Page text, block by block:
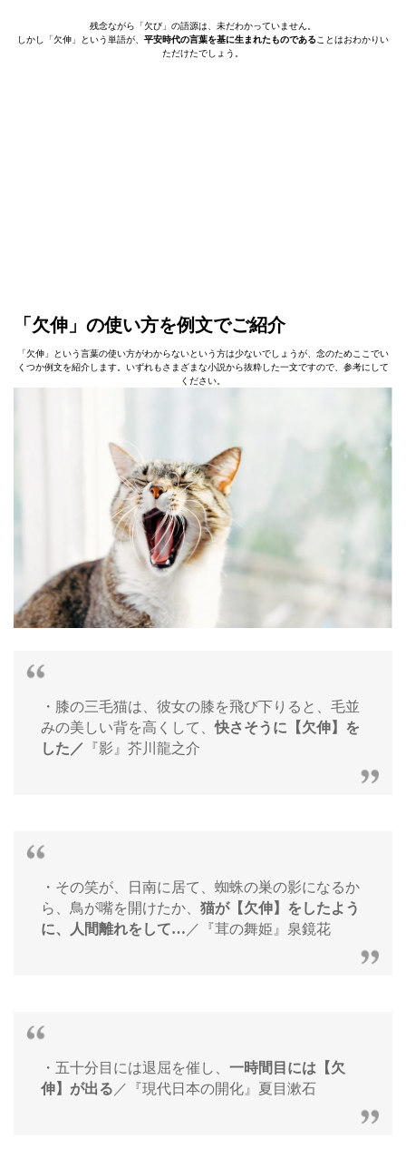
残念ながら「欠び」の語源は、未だわかっていません。
しかし「欠伸」という単語が、 平安時代の言葉を基に生まれたものである ことはおわかりい
ただけたでしょう。
「欠伸」の使い方を例文でご紹介
「欠伸」という言葉の使い方がわからないという方は少ないでしょうが、念のためここでい
くつか例文を紹介します。いずれもさまざまな小説から抜粋した一文ですので、参考にして
ください。
・膝の三毛猫は、彼女の膝を飛び下りると、毛並
みの美しい背を高くして、快さそうに【欠伸】を
した／
『影』芥川龍之介
・その笑が、日南に居て、蜘蛛の巣の影になるか
ら、鳥が嘴を開けたか、 猫が【欠伸】をしたよう
に、人間離れをして… ／『茸の舞姫』泉鏡花
・五十分目には退屈を催し、 一時間目には【欠
伸】が出る ／『現代日本の開化』夏目漱石